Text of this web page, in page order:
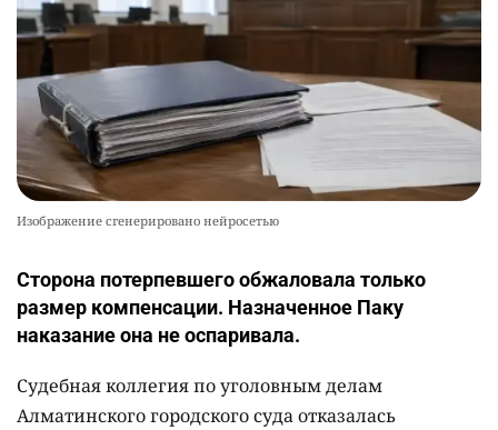
Изображение сгенерировано нейросетью
Сторона потерпевшего обжаловала только
размер компенсации. Назначенное Паку
наказание она не оспаривала.
Судебная коллегия по уголовным делам
Алматинского городского суда отказалась